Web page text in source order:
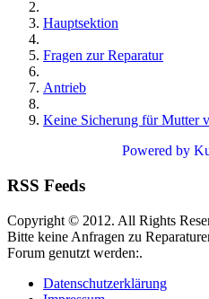
Hauptsektion
Fragen zur Reparatur
Antrieb
Keine Sicherung für Mutter
Powered by
RSS Feeds
Copyright © 2012. All Rights
Bitte keine Anfragen zu
Forum genutzt werden:.
Datenschutzerklärung